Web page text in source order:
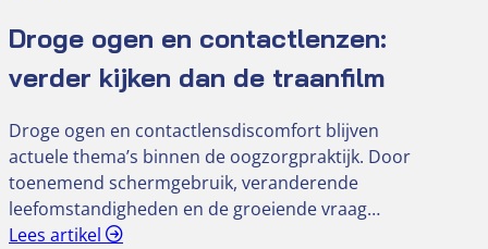
Droge ogen en contactlenzen:
verder kijken dan de traanfilm
Droge ogen en contactlensdiscomfort blijven
actuele thema’s binnen de oogzorgpraktijk. Door
toenemend schermgebruik, veranderende
leefomstandigheden en de groeiende vraag…
Lees artikel